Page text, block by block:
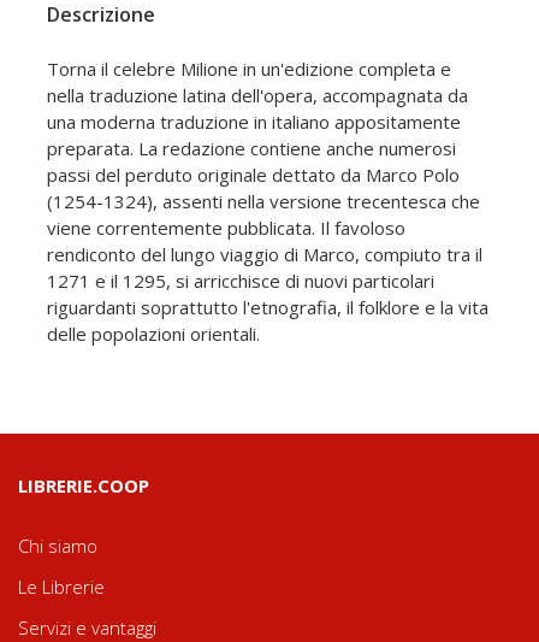
Descrizione
Torna il celebre Milione in un'edizione completa e
nella traduzione latina dell'opera, accompagnata da
una moderna traduzione in italiano appositamente
preparata. La redazione contiene anche numerosi
passi del perduto originale dettato da Marco Polo
(1254-1324), assenti nella versione trecentesca che
viene correntemente pubblicata. Il favoloso
rendiconto del lungo viaggio di Marco, compiuto tra il
1271 e il 1295, si arricchisce di nuovi particolari
riguardanti soprattutto l'etnografia, il folklore e la vita
delle popolazioni orientali.
LIBRERIE.COOP
Chi siamo
Le Librerie
Servizi e vantaggi